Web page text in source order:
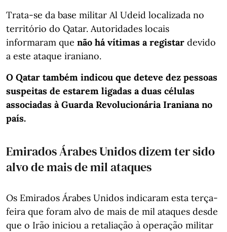
Trata-se da base militar Al Udeid localizada no
território do Qatar. Autoridades locais
informaram que não há vítimas a registar devido
a este ataque iraniano.
O Qatar também indicou que deteve dez pessoas
suspeitas de estarem ligadas a duas células
associadas à Guarda Revolucionária Iraniana no
país.
Emirados Árabes Unidos dizem ter sido
alvo de mais de mil ataques
Os Emirados Árabes Unidos indicaram esta terça-
feira que foram alvo de mais de mil ataques desde
que o Irão iniciou a retaliação à operação militar